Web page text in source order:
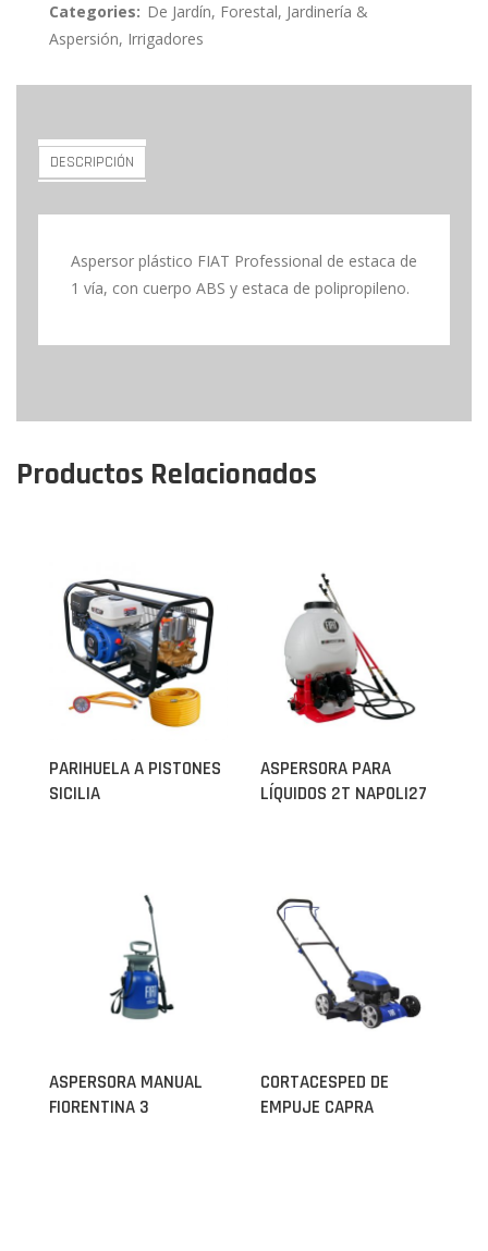
Categories: De Jardín, Forestal, Jardinería &
Aspersión, Irrigadores
DESCRIPCIÓN
Aspersor plástico FIAT Professional de estaca de
1 vía, con cuerpo ABS y estaca de polipropileno.
Productos Relacionados
PARIHUELA A PISTONES
SICILIA
ASPERSORA PARA
LÍQUIDOS 2T NAPOLI27
ASPERSORA MANUAL
FIORENTINA 3
CORTACESPED DE
EMPUJE CAPRA